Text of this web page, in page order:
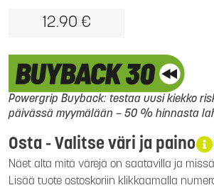
12.90 €
Powergrip Buyback: testaa uusi kiekko
päivässä myymälään – 50 % hinnasta
Osta - Valitse väri ja paino
Näet alta mitä värejä on saatavilla ja
Lisää tuote ostoskoriin klikkaamalla